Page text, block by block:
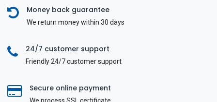
Money back guarantee
We return money within 30 days
24/7 customer support
Friendly 24/7 customer support
Secure online payment